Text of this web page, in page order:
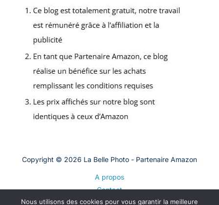
Copyright © 2026 La Belle Photo - Partenaire Amazon
A propos
Contact
Plan du site
Nous utilisons des cookies pour vous garantir la meilleure